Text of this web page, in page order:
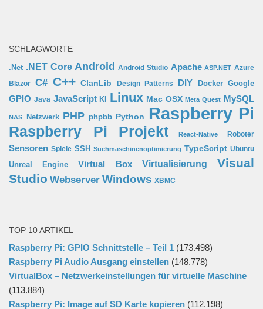
SCHLAGWORTE
.Net .NET Core Android Android Studio Apache ASP.NET Azure
Blazor C# C++ ClanLib Design Patterns DIY Docker Google
GPIO Java JavaScript KI Linux Mac OSX Meta Quest MySQL
NAS Netzwerk PHP phpbb Python Raspberry Pi
Raspberry Pi Projekt React-Native Roboter
Sensoren Spiele SSH Suchmaschinenoptimierung TypeScript Ubuntu
Unreal Engine
Virtual Box Virtualisierung
Visual
Studio Webserver Windows XBMC
TOP 10 ARTIKEL
Raspberry Pi: GPIO Schnittstelle – Teil 1 (173.498)
Raspberry Pi Audio Ausgang einstellen (148.778)
VirtualBox – Netzwerkeinstellungen für virtuelle Maschine
(113.884)
Raspberry Pi: Image auf SD Karte kopieren (112.198)